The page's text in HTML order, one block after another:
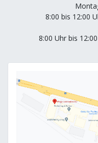
8:00 bis 12:00
8:00 Uhr bis